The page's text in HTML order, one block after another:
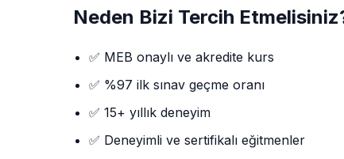
Neden Bizi Tercih
✅ MEB onaylı ve akredite kurs
✅ %97 ilk sınav geçme oranı
✅ 15+ yıllık deneyim
✅ Deneyimli ve sertifikalı eğitmenler